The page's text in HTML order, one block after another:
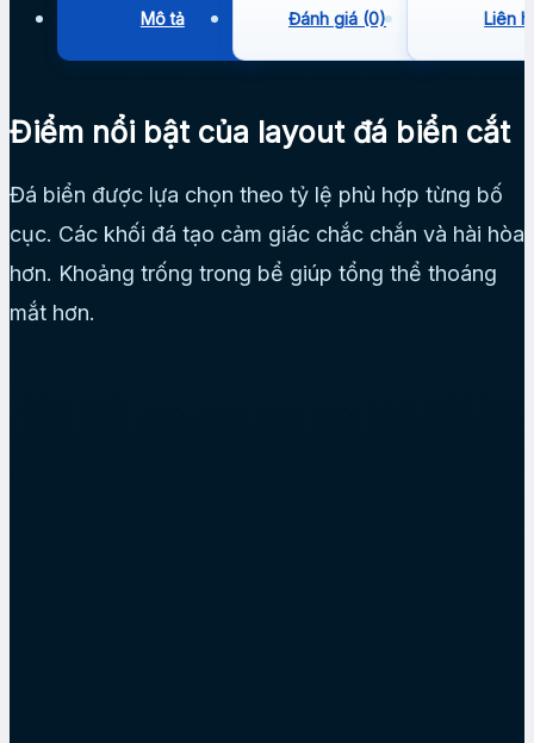
Mô tả Đánh giá (0) Liên
Điểm nổi bật của layout đá biển cắt
Đá biển được lựa chọn theo tỷ lệ phù hợp từng bố
cục. Các khối đá tạo cảm giác chắc chắn và hài hòa
hơn. Khoảng trống trong bể giúp tổng thể thoáng
mắt hơn.